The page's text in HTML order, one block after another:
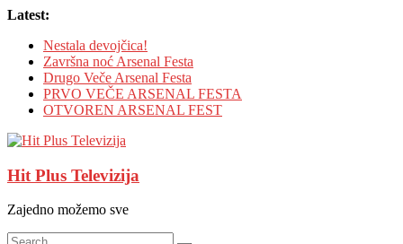
Skip
content
Latest:
Nestala devojčica!
Završna noć Arsenal Festa
Drugo Veče Arsenal Festa
PRVO VEČE ARSENAL FESTA
OTVOREN ARSENAL FEST
Hit Plus Televizija
Zajedno možemo sve